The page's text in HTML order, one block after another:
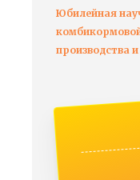
Юбилейная
производства